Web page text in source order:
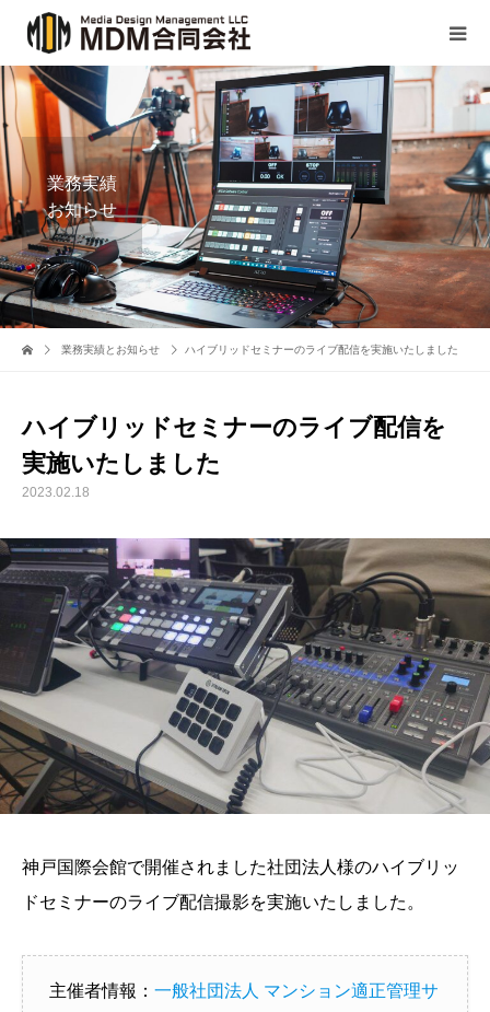
業務実績
お知らせ
業務実績とお知らせ ハイブリッドセミナーのライブ配信を実施いたしました
ハイブリッドセミナーのライブ配信を
実施いたしました
2023.02.18
神戸国際会館で開催されました社団法人様のハイブリッ
ドセミナーのライブ配信撮影を実施いたしました。
主催者情報： 一般社団法人 マンション適正管理サ